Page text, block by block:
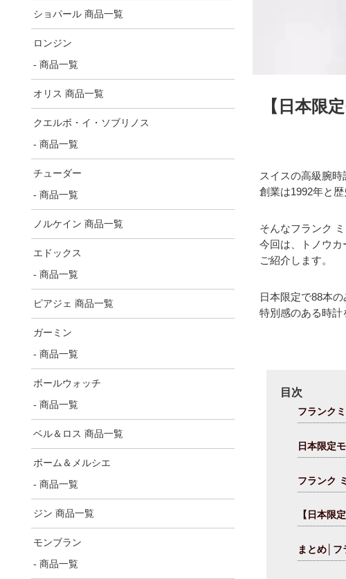
【日本限
スイスの高級腕時
創業は1992年と
そんなフランク
今回は、トノウ
ご紹介します。
日本限定で88本の
特別感のある時計
目次
フランク
日本限定
フランク
【日本限
まとめ│
ショパール 商品一覧
ロンジン
- 商品一覧
オリス 商品一覧
クエルボ・イ・ソブリノス
- 商品一覧
チューダー
- 商品一覧
ノルケイン 商品一覧
エドックス
- 商品一覧
ピアジェ 商品一覧
ガーミン
- 商品一覧
ボールウォッチ
- 商品一覧
ベル＆ロス 商品一覧
ボーム＆メルシエ
- 商品一覧
ジン 商品一覧
モンブラン
- 商品一覧